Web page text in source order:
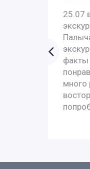
25.07
факты
много